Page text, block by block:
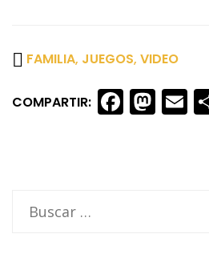
FAMILIA, JUEGOS, VIDEO
COMPARTIR: